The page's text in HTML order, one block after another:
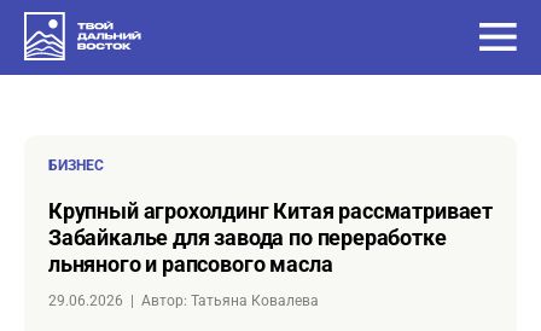
БИЗНЕС
Крупный агрохолдинг Китая рассматривает
Забайкалье для завода по переработке
льняного и рапсового масла
29.06.2026 Автор: Татьяна Ковалева